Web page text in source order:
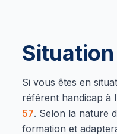
Si vous êtes en
référent handicap à
57. Selon la nature
formation et